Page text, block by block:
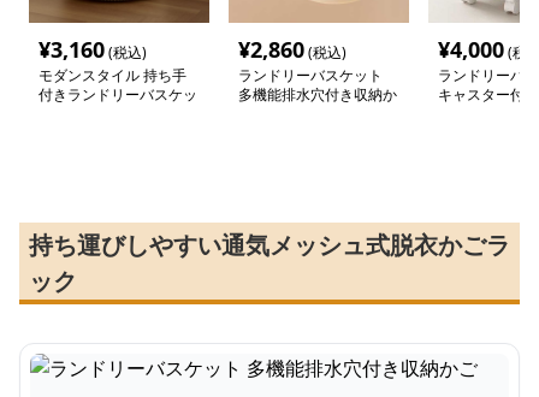
¥3,160(税込)
モダンスタイル 持ち手
付きランドリーバスケッ
¥2,860(税込)
ランドリーバスケット
多機能排水穴付き収納か
¥4,000(税
ランドリーバ
キャスター付
持ち運びしやすい通気メッシュ式脱衣かごラ
ック